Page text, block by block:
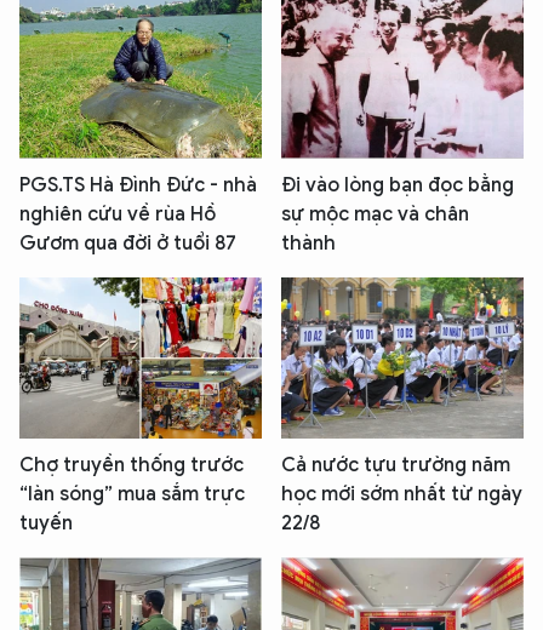
PGS.TS Hà Đình Đức - nhà
nghiên cứu về rùa Hồ
Gươm qua đời ở tuổi 87
Đi vào lòng bạn đọc bằng
sự mộc mạc và chân
thành
Chợ truyền thống trước
“làn sóng” mua sắm trực
tuyến
Cả nước tựu trường năm
học mới sớm nhất từ ngày
22/8